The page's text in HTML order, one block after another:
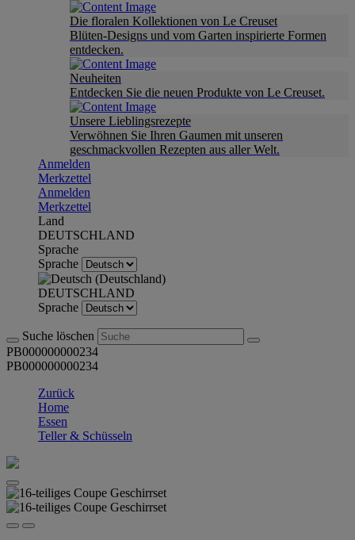
Die floralen Kollektionen von Le Creuset
Blüten-Designs und vom Garten inspirierte Formen
entdecken.
Neuheiten
Entdecken Sie die neuen Produkte von Le Creuset.
Unsere Lieblingsrezepte
Verwöhnen Sie Ihren Gaumen mit unseren
geschmackvollen Rezepten aus aller Welt.
Anmelden
Merkzettel
Anmelden
Merkzettel
Land
DEUTSCHLAND
Sprache
Sprache
DEUTSCHLAND
Sprache
Suche löschen
PB000000000234
PB000000000234
Zurück
Home
Essen
Teller & Schüsseln